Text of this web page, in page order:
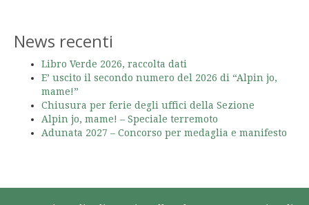
News recenti
Libro Verde 2026, raccolta dati
E’ uscito il secondo numero del 2026 di “Alpin jo,
mame!”
Chiusura per ferie degli uffici della Sezione
Alpin jo, mame! – Speciale terremoto
Adunata 2027 – Concorso per medaglia e manifesto